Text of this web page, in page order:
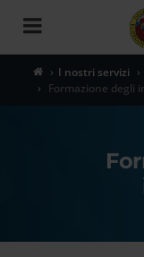
Toggle
navigation
I nostri servizi
Formazione degli